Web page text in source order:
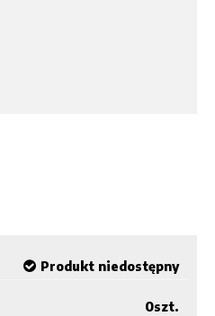
Produkt niedostępny
szt.
0